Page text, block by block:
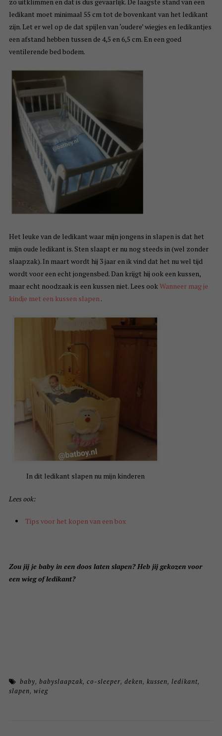
zo uitklimmen en dat is dus gevaarlijk. De laagste stand van een
ledikant moet minimaal 55 cm tot de bovenkant van het ledikant
zijn. Let er wel op de dat spijlen van ‘oudere’ wiegjes en ledikantjes
een afstand hebben tussen de 4,5 en 6,5 cm. En een goed
ventilerende bed bodem.
Het leuke van de ledikant waar mijn jongens in slapen is dat het
mijn oude ledikant is. Sten slaapt er nu nog steeds in (wel zonder
slaapzak). In maart wordt hij 3 jaar en ik vind dat het nu wel tijd
wordt voor een echt jongensbed. Dan krijgt hij ook een kussen,
maar echt noodzaak is een kussen niet. Lees ookWanneer mag je
kindje met een kussen slapen.
In dit ledikant slapen nu mijn kinderen
Lees ook:
Tips voor het kopen van een box
Zou jij je baby in een doos laten slapen? Heb jij gekozen voor
een wieg of ledikant?
baby,babyslaapzak,co-sleeper,deken,kussen,ledikant,
slapen, wieg